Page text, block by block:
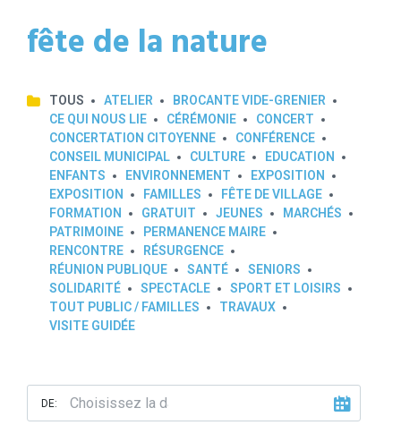
fête de la nature
TOUS ATELIER
BROCANTE VIDE-GRENIER
CE QUI NOUS LIE
CÉRÉMONIE
CONCERT
CONCERTATION CITOYENNE
CONFÉRENCE
CONSEIL MUNICIPAL
CULTURE
EDUCATION
ENFANTS
ENVIRONNEMENT
EXPOSITION
EXPOSITION
FAMILLES
FÊTE DE VILLAGE
FORMATION
GRATUIT JEUNES
MARCHÉS
PATRIMOINE
PERMANENCE MAIRE
RENCONTRE
RÉSURGENCE
RÉUNION PUBLIQUE
SANTÉ
SENIORS
SOLIDARITÉ
SPECTACLE
SPORT ET LOISIRS
TOUT PUBLIC / FAMILLES
TRAVAUX
VISITE GUIDÉE
DE: